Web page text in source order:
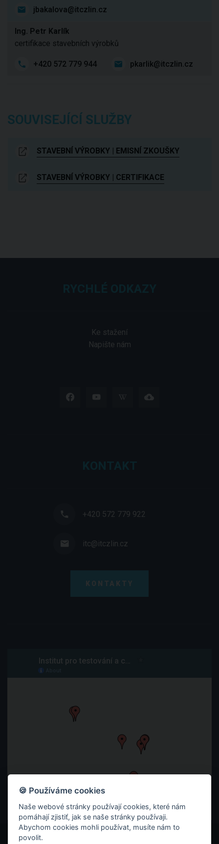
jbakalova@itczlin.cz
Ing. Petr Karlík
certifikace stavebních výrobků
+420 572 779 944 pkarlik@itczlin.cz
SOUVISEJÍCÍ SLUŽBY
STAVEBNÍ VÝROBKY | EMISNÍ ZKOUŠKY
STAVEBNÍ VÝROBKY | CERTIFIKACE
Ke stažení
Napište nám
+420 572 779 922
itc@itczlin.cz
KONTAKTY
🍪 Používáme cookies
Naše webové stránky používají cookies, které nám
pomáhají zjistiť, jak se naše stránky používaji.
Abychom cookies mohli používat, musíte nám to
povolit.